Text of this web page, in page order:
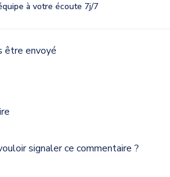
à votre écoute 7j/7
être envoyé
signaler ce commentaire ?